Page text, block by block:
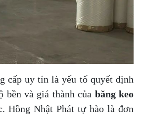
cấp uy tín là yếu tố quyết định
bền và giá thành của băng keo
. Hồng Nhật Phát tự hào là đơn